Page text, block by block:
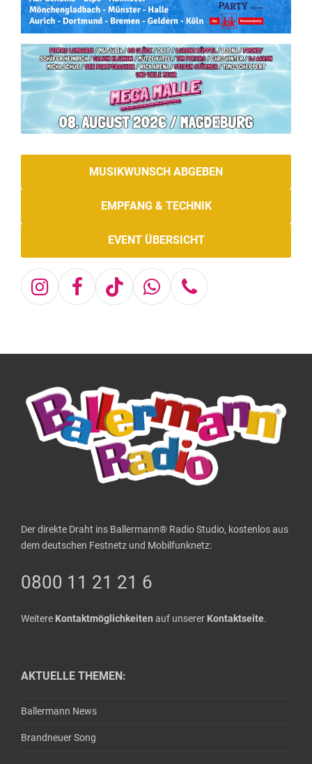
MUSIKWUNSCH ABGEBEN
EMPFANG & TECHNIK
EVENT ÜBERSICHT
Instagram
Facebook
TiktokWhatsapp
Telefon
Der direkte Draht ins Ballermann® Radio Studio, kostenlos aus
dem deutschen Festnetz und Mobilfunknetz:
0800 11 21 21 6
Weitere Kontaktmöglichkeiten auf unserer Kontaktseite.
AKTUELLE THEMEN:
Ballermann News
Brandneuer Song